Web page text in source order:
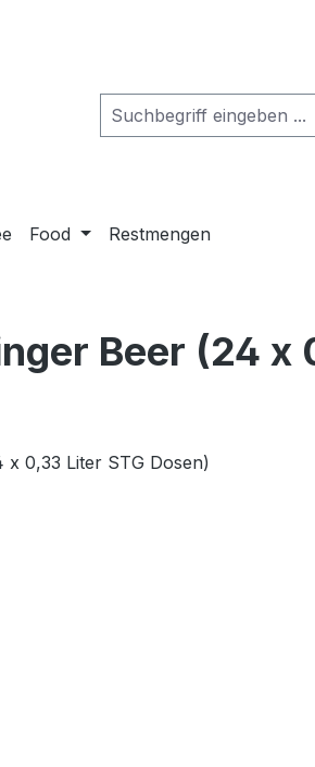
Food Restmengen
Beer (24 x